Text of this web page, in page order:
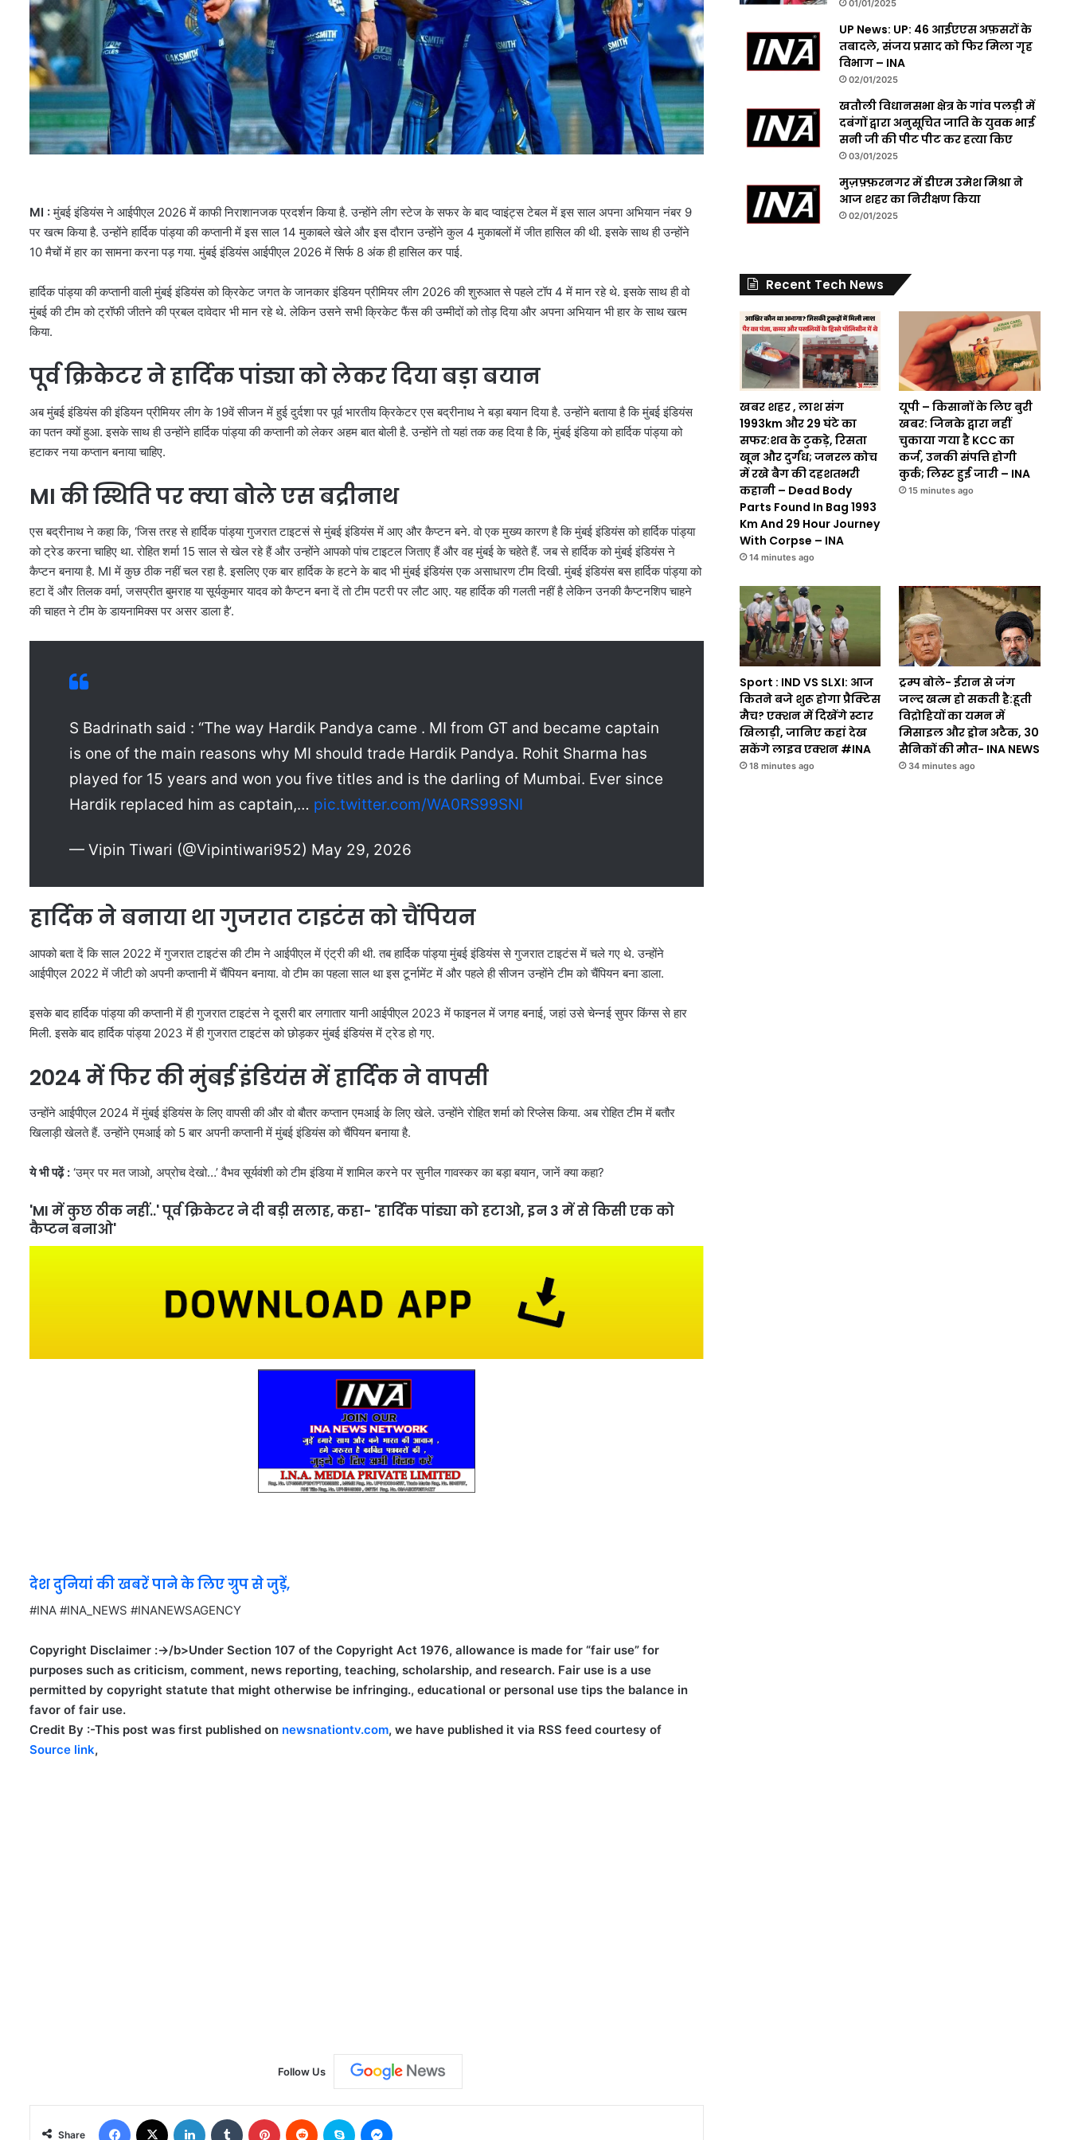
MI :मुंबई इंडियंस ने आईपीएल 2026 में काफी निराशानजक प्रदर्शन किया है. उन्होंने लीग स्टेज के सफर के बाद प्वाइंट्स टेबल में इस साल अपना अभियान नंबर 9
पर खत्म किया है. उन्होंने हार्दिक पांड्या की कप्तानी में इस साल 14 मुकाबले खेले और इस दौरान उन्होंने कुल 4 मुकाबलों में जीत हासिल की थी. इसके साथ ही उन्होंने
10 मैचों में हार का सामना करना पड़ गया. मुंबई इंडियंस आईपीएल 2026 में सिर्फ 8 अंक ही हासिल कर पाई.
हार्दिक पांड्या की कप्तानी वाली मुंबई इंडियंस को क्रिकेट जगत के जानकार इंडियन प्रीमियर लीग 2026 की शुरुआत से पहले टॉप 4 में मान रहे थे. इसके साथ ही वो
मुंबई की टीम को ट्रॉफी जीतने की प्रबल दावेदार भी मान रहे थे. लेकिन उसने सभी क्रिकेट फैंस की उम्मीदों को तोड़ दिया और अपना अभियान भी हार के साथ खत्म
किया.
पूर्व क्रिकेटर ने हार्दिक पांड्या को लेकर दिया बड़ा बयान
अब मुंबई इंडियंस की इंडियन प्रीमियर लीग के 19वें सीजन में हुई दुर्दशा पर पूर्व भारतीय क्रिकेटर एस बद्रीनाथ ने बड़ा बयान दिया है. उन्होंने बताया है कि मुंबई इंडियंस
का पतन क्यों हुआ. इसके साथ ही उन्होंने हार्दिक पांड्या की कप्तानी को लेकर अहम बात बोली है. उन्होंने तो यहां तक कह दिया है कि, मुंबई इंडिया को हार्दिक पांड्या को
हटाकर नया कप्तान बनाया चाहिए.
MI की स्थिति पर क्या बोले एस बद्रीनाथ
एस बद्रीनाथ ने कहा कि, ‘जिस तरह से हार्दिक पांड्या गुजरात टाइटसं से मुंबई इंडियंस में आए और कैप्टन बने. वो एक मुख्य कारण है कि मुंबई इंडियंस को हार्दिक पांड्या
को ट्रेड करना चाहिए था. रोहित शर्मा 15 साल से खेल रहे हैं और उन्होंने आपको पांच टाइटल जिताए हैं और वह मुंबई के चहेते हैं. जब से हार्दिक को मुंबई इंडियंस ने
कैप्टन बनाया है. MI में कुछ ठीक नहीं चल रहा है. इसलिए एक बार हार्दिक के हटने के बाद भी मुंबई इंडियंस एक असाधारण टीम दिखी. मुंबई इंडियंस बस हार्दिक पांड्या को
हटा दें और तिलक वर्मा, जसप्रीत बुमराह या सूर्यकुमार यादव को कैप्टन बना दें तो टीम पटरी पर लौट आए. यह हार्दिक की गलती नहीं है लेकिन उनकी कैप्टनशिप चाहने
की चाहत ने टीम के डायनामिक्स पर असर डाला है’.
S Badrinath said : “The way Hardik Pandya came . MI from GT and became captain
is one of the main reasons why MI should trade Hardik Pandya. Rohit Sharma has
played for 15 years and won you five titles and is the darling of Mumbai. Ever since
Hardik replaced him as captain,… pic.twitter.com/WA0RS99SNI
— Vipin Tiwari (@Vipintiwari952) May 29, 2026
हार्दिक ने बनाया था गुजरात टाइटंस को चैंपियन
आपको बता दें कि साल 2022 में गुजरात टाइटंस की टीम ने आईपीएल में एंट्री की थी. तब हार्दिक पांड्या मुंबई इंडियंस से गुजरात टाइटंस में चले गए थे. उन्होंने
आईपीएल 2022 में जीटी को अपनी कप्तानी में चैंपियन बनाया. वो टीम का पहला साल था इस टूर्नामेंट में और पहले ही सीजन उन्होंने टीम को चैंपियन बना डाला.
इसके बाद हार्दिक पांड्या की कप्तानी में ही गुजरात टाइटंस ने दूसरी बार लगातार यानी आईपीएल 2023 में फाइनल में जगह बनाई, जहां उसे चेन्नई सुपर किंग्स से हार
मिली. इसके बाद हार्दिक पांड्या 2023 में ही गुजरात टाइटंस को छोड़कर मुंबई इंडियंस में ट्रेड हो गए.
2024 में फिर की मुंबई इंडियंस में हार्दिक ने वापसी
उन्होंने आईपीएल 2024 में मुंबई इंडियंस के लिए वापसी की और वो बौतर कप्तान एमआई के लिए खेले. उन्होंने रोहित शर्मा को रिप्लेस किया. अब रोहित टीम में बतौर
खिलाड़ी खेलते हैं. उन्होंने एमआई को 5 बार अपनी कप्तानी में मुंबई इंडियंस को चैंपियन बनाया है.
ये भी पढ़ें : ‘उम्र पर मत जाओ, अप्रोच देखो…’ वैभव सूर्यवंशी को टीम इंडिया में शामिल करने पर सुनील गावस्कर का बड़ा बयान, जानें क्या कहा?
'MI में कुछ ठीक नहीं..' पूर्व क्रिकेटर ने दी बड़ी सलाह, कहा- 'हार्दिक पांड्या को हटाओ, इन 3 में से किसी एक को
कैप्टन बनाओ'
देश दुनियां की खबरें पाने के लिए ग्रुप से जुड़ें,
#INA #INA_NEWS #INANEWSAGENCY
Copyright Disclaimer :->/b>Under Section 107 of the Copyright Act 1976, allowance is made for “fair use” for
purposes such as criticism, comment, news reporting, teaching, scholarship, and research. Fair use is a use
permitted by copyright statute that might otherwise be infringing., educational or personal use tips the balance in
favor of fair use.
Credit By :-This post was first published on newsnationtv.com, we have published it via RSS feed courtesy of
Source link,
Follow Us
Share
01/01/2025
UP News: UP: 46 आईएएस अफ़सरों के
तबादले, संजय प्रसाद को फिर मिला गृह
विभाग – INA
02/01/2025
खतौली विधानसभा क्षेत्र के गांव पलड़ी में
दबंगों द्वारा अनुसूचित जाति के युवक भाई
सनी जी की पीट पीट कर हत्या किए
03/01/2025
मुज़फ़्फ़रनगर में डीएम उमेश मिश्रा ने
आज शहर का निरीक्षण किया
02/01/2025
Recent Tech News
खबर शहर , लाश संग
1993km और 29 घंटे का
सफर:शव के टुकड़े, रिसता
खून और दुर्गंध; जनरल कोच
में रखे बैग की दहशतभरी
कहानी – Dead Body
Parts Found In Bag 1993
Km And 29 Hour Journey
With Corpse – INA
14 minutes ago
यूपी – किसानों के लिए बुरी
खबर: जिनके द्वारा नहीं
चुकाया गया है KCC का
कर्ज, उनकी संपत्ति होगी
कुर्क; लिस्ट हुई जारी – INA
15 minutes ago
Sport : IND VS SLXI: आज
कितने बजे शुरू होगा प्रैक्टिस
मैच? एक्शन में दिखेंगे स्टार
खिलाड़ी, जानिए कहां देख
सकेंगे लाइव एक्शन #INA
18 minutes ago
ट्रम्प बोले- ईरान से जंग
जल्द खत्म हो सकती है:हूती
विद्रोहियों का यमन में
मिसाइल और ड्रोन अटैक, 30
सैनिकों की मौत- INA NEWS
34 minutes ago